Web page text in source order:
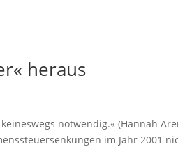
heraus
notwendig.« (Hannah
im Jahr 2001